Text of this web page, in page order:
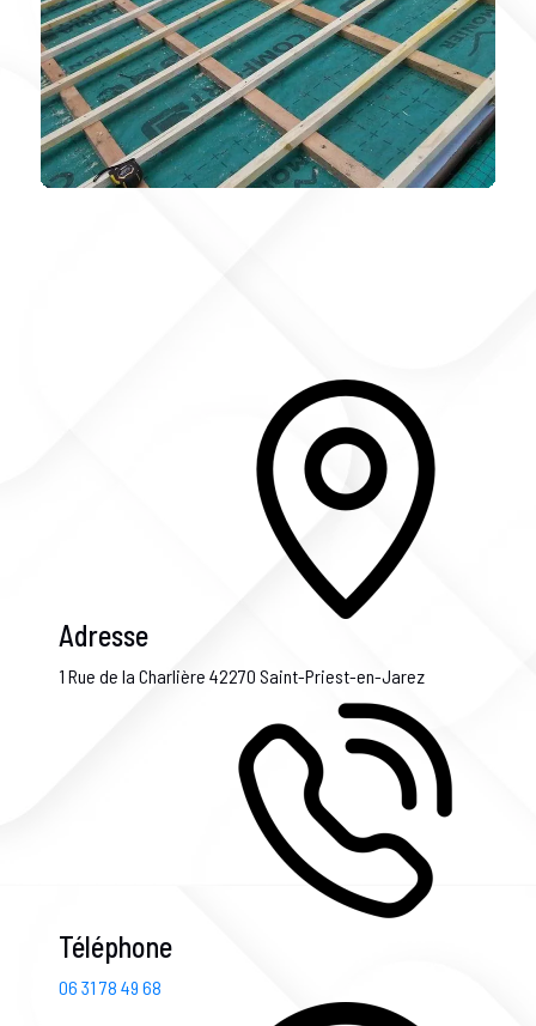
Adresse
1 Rue de la Charlière 42270 Saint-Priest-en-Jarez
Téléphone
06 31 78 49 68